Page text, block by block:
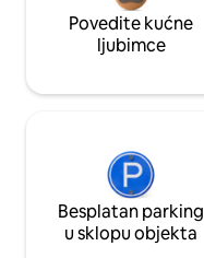
Povedite kućne
ljubimce
Besplatan parking
u sklopu objekta